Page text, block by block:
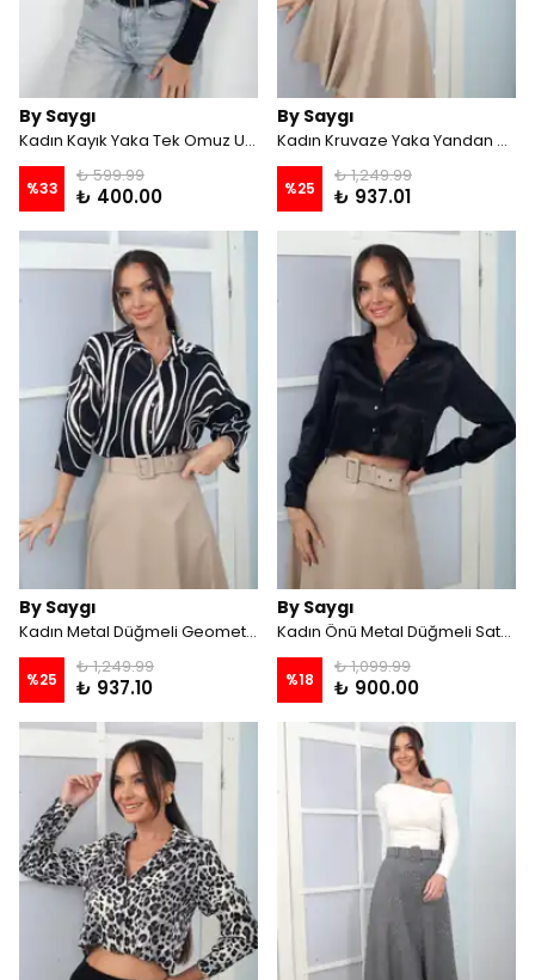
By Saygı
Kadın Kayık Yaka Tek Omuz Uzun Kollu Buzzy Bluz - Siyah
%33
₺ 599.99
₺ 400.00
By Saygı
Kadın Kruvaze Yaka Yandan Bağcıklı Kısa Kollu Şifon Bluz - Siyah
%25
₺ 1,249.99
₺ 937.01
By Saygı
Kadın Metal Düğmeli Geometrik Desen Saten Gömlek - Siyah
%25
₺ 1,249.99
₺ 937.10
By Saygı
Kadın Önü Metal Düğmeli Saten Kısa Gömlek - Siyah
%18
₺ 1,099.99
₺ 900.00